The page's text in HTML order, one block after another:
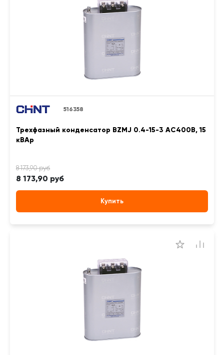
516358
Трехфазный конденсатор BZMJ 0.4-15-3 АС400В, 15
кВАр
8 173,90 руб
Купить